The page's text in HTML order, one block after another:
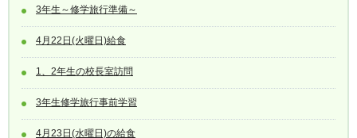
3年生～修学旅行準備～
4月22日(火曜日)給食
1、2年生の校長室訪問
3年生修学旅行事前学習
4月23日(水曜日)の給食